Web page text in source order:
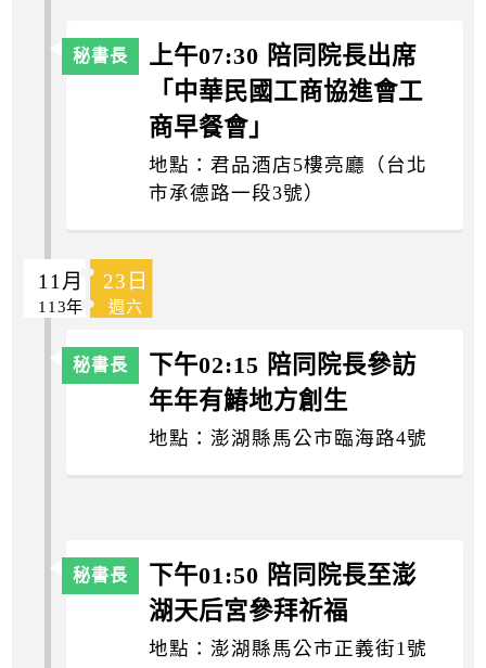
上午07:30 陪同院長出席
「中華民國工商協進會工
商早餐會」
地點：君品酒店5樓亮廳（台北
市承德路一段3號）
11月 23日
113年 週六
下午02:15 陪同院長參訪
年年有鰆地方創生
地點：澎湖縣馬公市臨海路4號
下午01:50 陪同院長至澎
湖天后宮參拜祈福
地點：澎湖縣馬公市正義街1號